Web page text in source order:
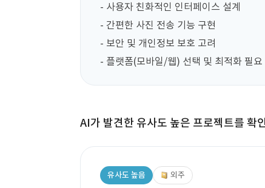
- 사용자 친화적인 인터페이스 설계
- 간편한 사진 전송 기능 구현
- 보안 및 개인정보 보호 고려
- 플랫폼(모바일/웹) 선택 및 최적화 필요
AI가 발견한 유사도 높은 프로젝트를 확
유사도 높음 외주